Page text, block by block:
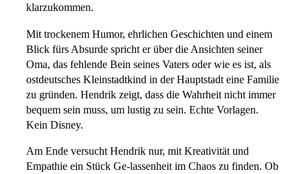
klarzukommen.
Mit trockenem Humor, ehrlichen Geschichten und einem
Blick fürs Absurde spricht er über die Ansichten seiner
Oma, das fehlende Bein seines Vaters oder wie es ist, als
ostdeutsches Kleinstadtkind in der Hauptstadt eine Familie
zu gründen. Hendrik zeigt, dass die Wahrheit nicht immer
bequem sein muss, um lustig zu sein. Echte Vorlagen.
Kein Disney.
Am Ende versucht Hendrik nur, mit Kreativität und
Empathie ein Stück Ge-lassenheit im Chaos zu finden. Ob